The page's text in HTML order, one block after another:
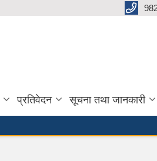
प्रतिवेदन सूचना तथा जानकारी